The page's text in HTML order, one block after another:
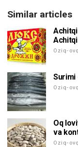
Similar articles
Oziq-
Surimi
Oziq-
Oq
va
Oziq-